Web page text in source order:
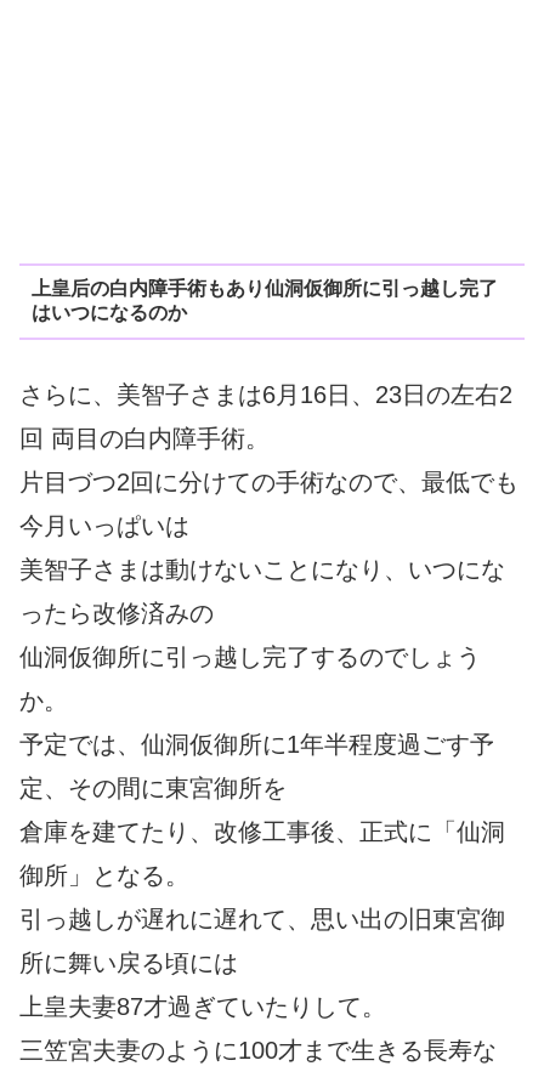
上皇后の白内障手術もあり仙洞仮御所に引っ越し完了
はいつになるのか
さらに、美智子さまは6月16日、23日の左右2
回 両目の白内障手術。
片目づつ2回に分けての手術なので、最低でも
今月いっぱいは
美智子さまは動けないことになり、いつにな
ったら改修済みの
仙洞仮御所に引っ越し完了するのでしょう
か。
予定では、仙洞仮御所に1年半程度過ごす予
定、その間に東宮御所を
倉庫を建てたり、改修工事後、正式に「仙洞
御所」となる。
引っ越しが遅れに遅れて、思い出の旧東宮御
所に舞い戻る頃には
上皇夫妻87才過ぎていたりして。
三笠宮夫妻のように100才まで生きる長寿な